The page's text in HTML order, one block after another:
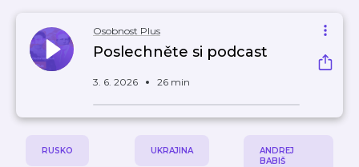
Osobnost Plus
Poslechněte si podcast
3. 6. 2026 26 min
RUSKO UKRAJINA
ANDREJ
BABIŠ